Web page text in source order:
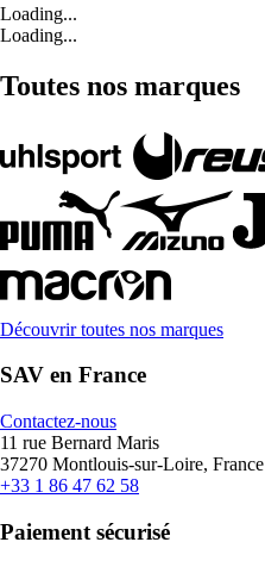
Loading...
Loading...
Toutes nos marques
Découvrir toutes nos marques
SAV en France
Contactez-nous
11 rue Bernard Maris
37270 Montlouis-sur-Loire, France
+33 1 86 47 62 58
Paiement sécurisé